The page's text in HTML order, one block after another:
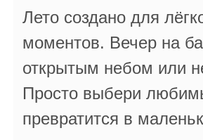
Лето создано для
моментов. Вечер на
открытым небом или
Просто выбери
превратится в